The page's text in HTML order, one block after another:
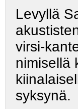
Levyllä
virsi-
nimisellä